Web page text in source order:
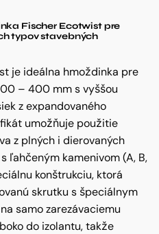
Fischer Ecotwist pre
typov stavebných
je ideálna hmoždinka pre
– 400 mm s vyššou
z expandovaného
umožňuje použitie
z plných i dierovaných
ľahčeným kamenivom (A, B,
konštrukciu, ktorá
skrutku s špeciálnym
samo zarezávaciemu
do izolantu, takže